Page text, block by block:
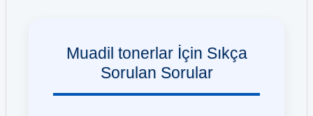
Muadil tonerlar İçin Sıkça
Sorulan Sorular